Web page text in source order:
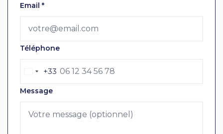
Email *
Téléphone
+33
Message